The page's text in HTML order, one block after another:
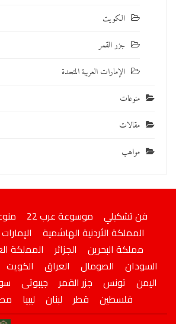
الكويت
جزر القمر
الإمارات العربية المتحدة
منوعات
مقالات
مواهب
فن تشكيلي موسوعة عرب 22
المملكة الأردنية الهاشمية
مملكة البحرين
الجزائر
المملكة
السودان
الصومال العراق الكويت
اليمن
تونس جزر القمر جيبوتى
فلسطين
قطر لبنان ليبيا